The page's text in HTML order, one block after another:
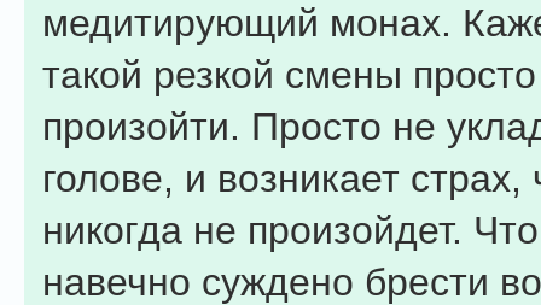
медитирующий монах.
такой резкой смены
произойти. Просто не
голове, и возникает страх,
никогда не произойдет.
навечно суждено брести